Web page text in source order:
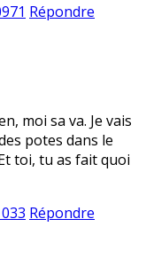
Répondre
moi sa va. Je vais
potes dans le
toi, tu as fait quoi
Répondre